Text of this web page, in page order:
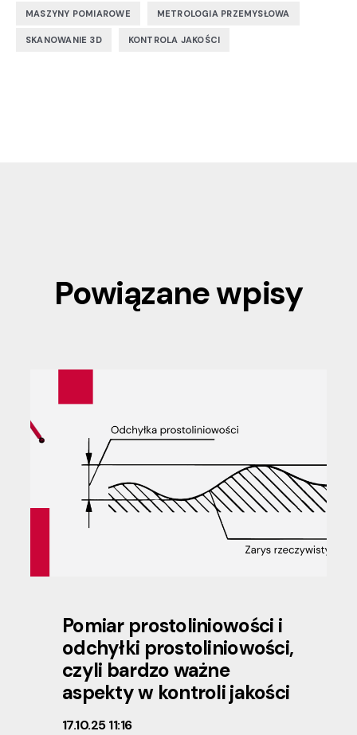
MASZYNY POMIAROWE METROLOGIA PRZEMYSŁOWA
SKANOWANIE 3D KONTROLA JAKOŚCI
Powiązane wpisy
Pomiar prostoliniowości i
odchyłki prostoliniowości,
czyli bardzo ważne
aspekty w kontroli jakości
17.10.25 11:16